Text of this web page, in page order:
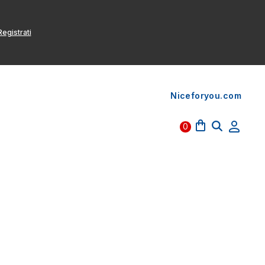
Niceforyou.com
0